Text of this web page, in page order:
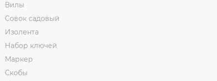
Вилы
Совок садовый
Изолента
Набор ключей
Маркер
Скобы